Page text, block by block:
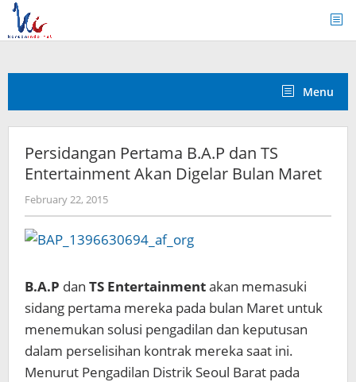
Skip
content
Menu
Persidangan Pertama B.A.P dan TS
Entertainment Akan Digelar Bulan Maret
February 22, 2015by
Koreanindo
B.A.P dan TS Entertainmentakan memasuki
sidang pertama mereka pada bulan Maret untuk
menemukan solusi pengadilan dan keputusan
dalam perselisihan kontrak mereka saat ini.
Menurut Pengadilan Distrik Seoul Barat pada